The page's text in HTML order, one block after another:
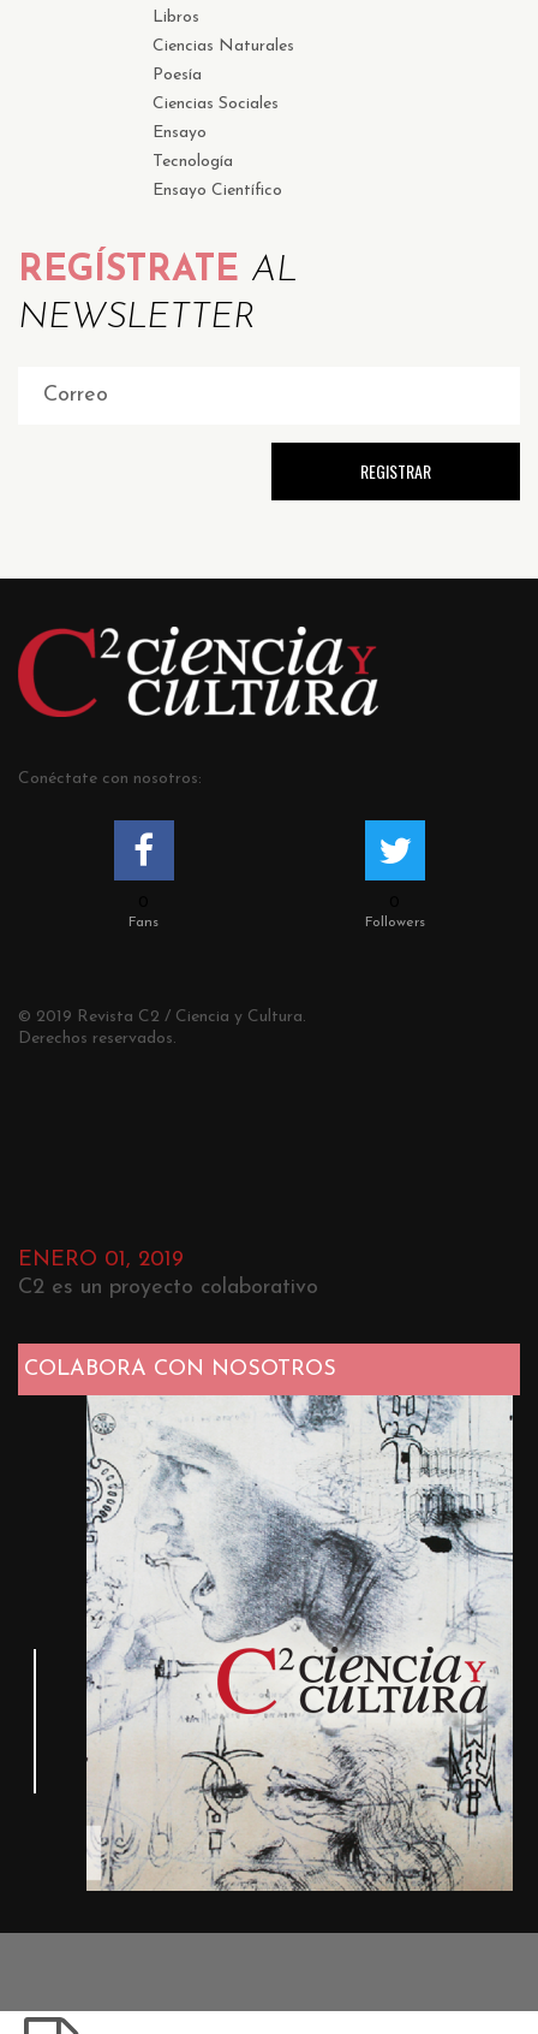
Libros
Ciencias Naturales
Poesía
Ciencias Sociales
Ensayo
Tecnología
Ensayo Científico
REGÍSTRATE AL
NEWSLETTER
Conéctate con nosotros:
Fans Followers
© 2019 Revista C2 / Ciencia y Cultura.
Derechos reservados.
ENERO 01, 2019
C2 es un proyecto colaborativo
COLABORA CON NOSOTROS